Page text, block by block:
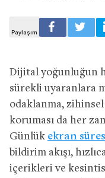
Dijital yoğunluğun
sürekli uyaranlara
odaklanma,
koruması da her
Günlük ekran
bildirim akışı,
içerikleri ve